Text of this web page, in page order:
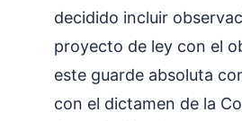
decidido incluir
proyecto de ley con el
este guarde absoluta
con el dictamen de la